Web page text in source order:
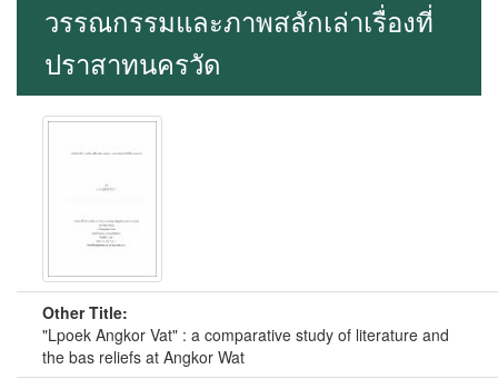
วรรณกรรมและภาพสลักเล่าเรื่องที่
ปราสาทนครวัด
Other Title:
"Lpoek Angkor Vat" : a comparative study of literature and
the bas reliefs at Angkor Wat